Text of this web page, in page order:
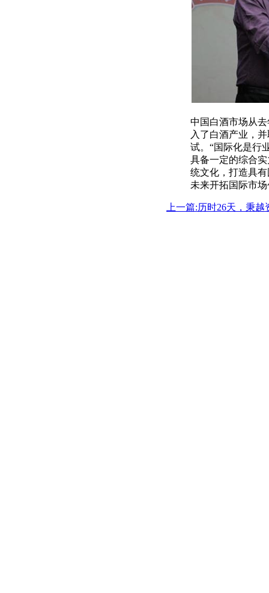
中国白酒市场从
入了白酒产业，
试。“国际化是行
具备一定的综合
统文化，打造具
未来开拓国际市
上一篇:历时26天，秉